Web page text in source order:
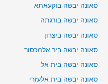
סאונה יבשה בוקעאתא
סאונה יבשה בורגתה
סאונה יבשה ביצרון
סאונה יבשה ביר אלמכסור
סאונה יבשה בית אל
סאונה יבשה בית אלעזרי